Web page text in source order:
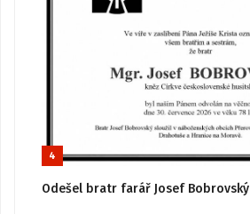
4
Odešel bratr farář Josef Bobrovský